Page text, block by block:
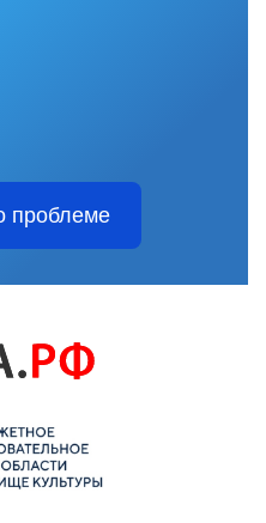
проблеме